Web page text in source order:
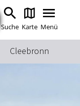
Suche Karte Menü
Cleebronn